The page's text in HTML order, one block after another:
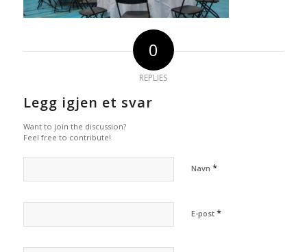
0
REPLIES
Legg igjen et svar
Want to join the discussion?
Feel free to contribute!
Navn *
E-post *